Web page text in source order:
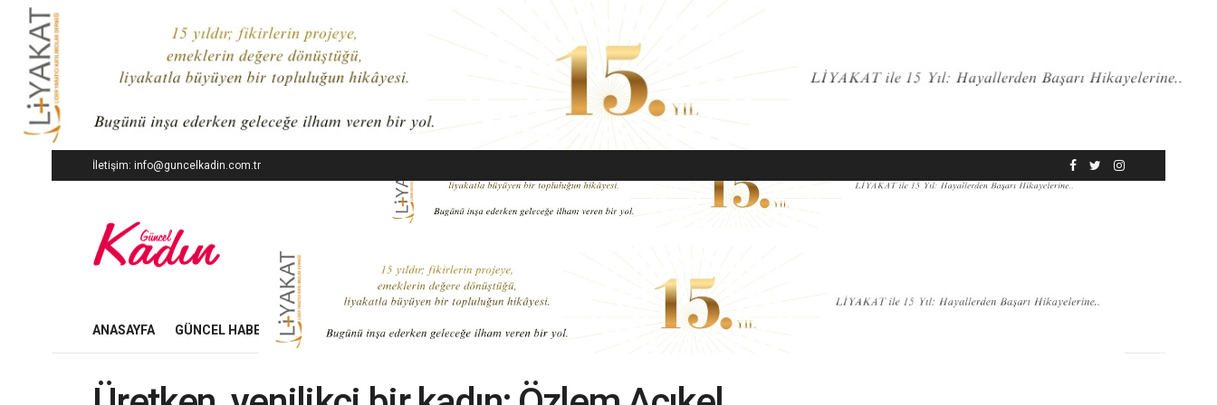
İletişim: info@guncelkadin.com.tr
ANASAYFA GÜNCEL HABERLER İŞ DÜNYASI EKONOMI MODA GÜZELLIK YAŞAM SANAT